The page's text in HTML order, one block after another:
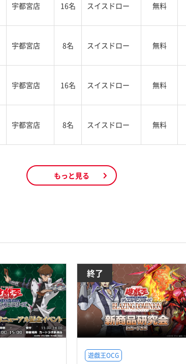
宇都宮店 16名 スイスドロー 無料
宇都宮店 8名 スイスドロー 無料
宇都宮店 16名 スイスドロー 無料
宇都宮店 8名 スイスドロー 無料
もっと見る
終了
遊戯王OCG